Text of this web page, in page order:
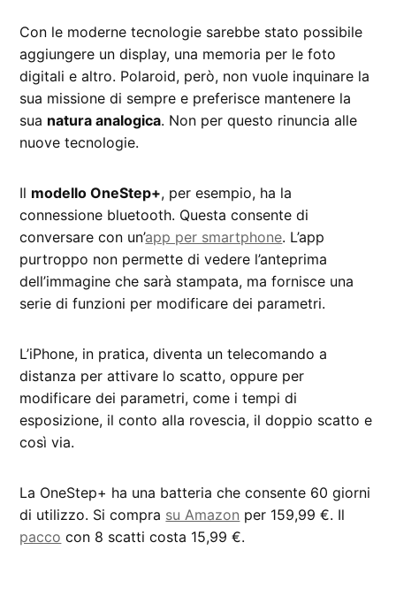
Con le moderne tecnologie sarebbe stato possibile
aggiungere un display, una memoria per le foto
digitali e altro. Polaroid, però, non vuole inquinare la
sua missione di sempre e preferisce mantenere la
sua natura analogica. Non per questo rinuncia alle
nuove tecnologie.
Il modello OneStep+, per esempio, ha la
connessione bluetooth. Questa consente di
conversare con un’app per smartphone. L’app
purtroppo non permette di vedere l’anteprima
dell’immagine che sarà stampata, ma fornisce una
serie di funzioni per modificare dei parametri.
L’iPhone, in pratica, diventa un telecomando a
distanza per attivare lo scatto, oppure per
modificare dei parametri, come i tempi di
esposizione, il conto alla rovescia, il doppio scatto e
così via.
La OneStep+ ha una batteria che consente 60 giorni
di utilizzo. Si compra su Amazon per 159,99 €. Il
pacco con 8 scatti costa 15,99 €.